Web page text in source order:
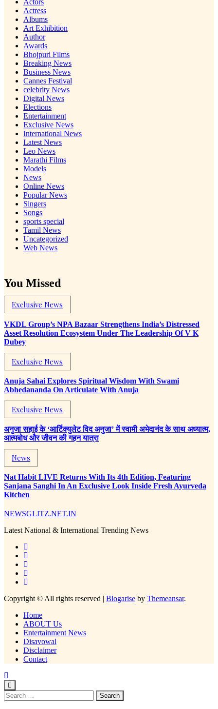
Actors
Actress
Albums
Art Exhibition
Author
Awards
Bhojpuri Films
Breaking News
Business News
Cannes Festival
celebrity News
Digital News
Elections
Entertainment
Exclusive News
International News
Latest News
Leo News
Marathi Films
Models
News
Online News
Popular News
Singers
Songs
sports special
Tamil News
Uncategorized
Web News
You Missed
Exclusive News
VKDL Group’s NPA Bazaar Strengthens India’s Distressed
Asset Resolution Ecosystem Under The Leadership Of V K
Dubey
Exclusive News
Anuja Sahai Explores Spiritual Wisdom With Swami
Abhedananda On Articulate With Anuja
Exclusive News
अनुजा सहाई के ‘आर्टिक्युलेट विद अनुजा’ में स्वामी अभेदानंद के साथ अध्यात्म,
आत्मबोध और जीवन की गहन यात्रा
News
Nat Habit LIVE Returns With Its 4th Edition, Featuring
Sanjana Sanghi In An Exclusive Look Inside Fresh Ayurveda
Kitchen
NEWSGLITZ.NET.IN
Latest National & International Trending News
Copyright © All rights reserved | Blogarise by Themeansar.
Home
ABOUT Us
Entertainment News
Disavowal
Disclaimer
Contact
Search
for: